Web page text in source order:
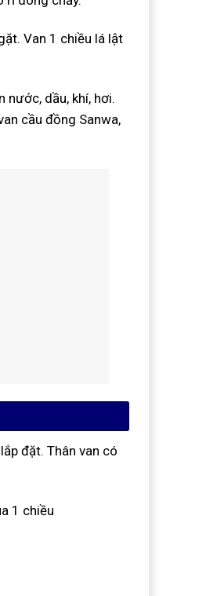
Van 1 chiều lá lật
dầu, khí, hơi.
cầu đồng Sanwa,
đặt. Thân van có
1 chiều